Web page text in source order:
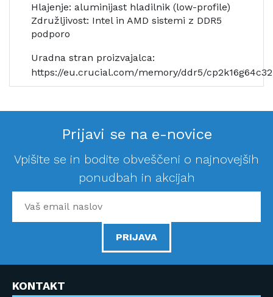
Hlajenje: aluminijast hladilnik (low-profile)
Združljivost: Intel in AMD sistemi z DDR5
podporo
Uradna stran proizvajalca:
https://eu.crucial.com/memory/ddr5/
Prijavi se na e-novice
Vpišite se in bodite obveščeni o najnovejših
ponudbah in akcijah
PRIJAVA
KONTAKT